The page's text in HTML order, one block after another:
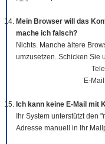
Mein Browser will das
mache ich falsch?
Nichts. Manche ältere
umzusetzen. Schicken Sie
E-
Ich kann keine E-Mail mit
Ihr System unterstützt den
Adresse manuell in Ihr